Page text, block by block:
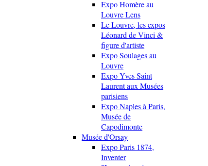
Expo Homère au
Louvre Lens
Le Louvre, les expos
Léonard de Vinci &
figure d'artiste
Expo Soulages au
Louvre
Expo Yves Saint
Laurent aux Musées
parisiens
Expo Naples à Paris,
Musée de
Capodimonte
Musée d'Orsay
Expo Paris 1874,
Inventer